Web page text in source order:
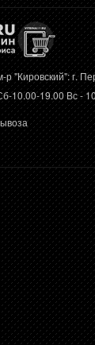
"Кировский": г.
10.00-19.00 Вс -